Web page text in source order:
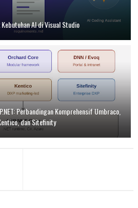
AI di Visual Studio
Perbandingan Komprehensif Umbraco,
dan Sitefinity